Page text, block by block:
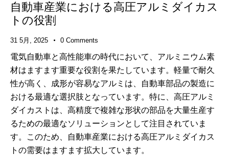
自動車産業における高圧アルミダイカス
トの役割
31 5月, 2025 0 Comments
電気自動車と高性能車の時代において、アルミニウム素
材はますます重要な役割を果たしています。軽量で耐久
性が高く、成形が容易なアルミは、自動車部品の製造に
おける最適な選択肢となっています。特に、高圧アルミ
ダイカストは、高精度で複雑な形状の部品を大量生産す
るための最適なソリューションとして注目されていま
す。このため、自動車産業における高圧アルミダイカス
トの需要はますます拡大しています。